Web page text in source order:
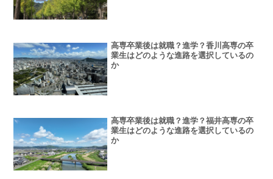
高専卒業後は就職？進学？香川高専の卒
業生はどのような進路を選択しているの
か
高専卒業後は就職？進学？福井高専の卒
業生はどのような進路を選択しているの
か